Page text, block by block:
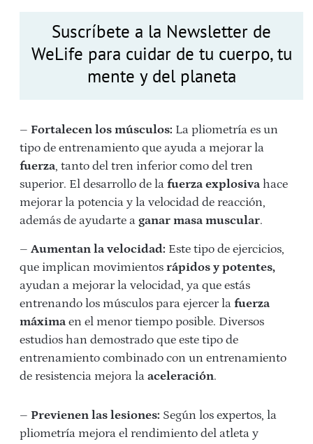
Suscríbete a la Newsletter de
WeLife para cuidar de tu cuerpo, tu
mente y del planeta
– Fortalecen los músculos: La pliometría es un
tipo de entrenamiento que ayuda a mejorar la
fuerza, tanto del tren inferior como del tren
superior. El desarrollo de la fuerza explosiva hace
mejorar la potencia y la velocidad de reacción,
además de ayudarte a ganar masa muscular.
– Aumentan la velocidad: Este tipo de ejercicios,
que implican movimientos rápidos y potentes,
ayudan a mejorar la velocidad, ya que estás
entrenando los músculos para ejercer la fuerza
máxima en el menor tiempo posible. Diversos
estudios han demostrado que este tipo de
entrenamiento combinado con un entrenamiento
de resistencia mejora la aceleración.
– Previenen las lesiones: Según los expertos, la
pliometría mejora el rendimiento del atleta y